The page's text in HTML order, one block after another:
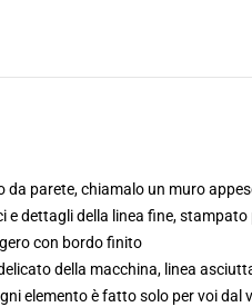
da parete, chiamalo un muro
e dettagli della linea fine,
con bordo finito
della macchina, linea
elemento è fatto solo per voi